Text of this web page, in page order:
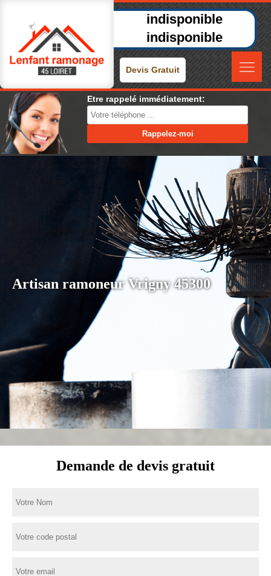
indisponible
indisponible
Devis Gratuit
Etre rappelé immédiatement:
Artisan ramoneur Vrigny 45300
Demande de devis gratuit